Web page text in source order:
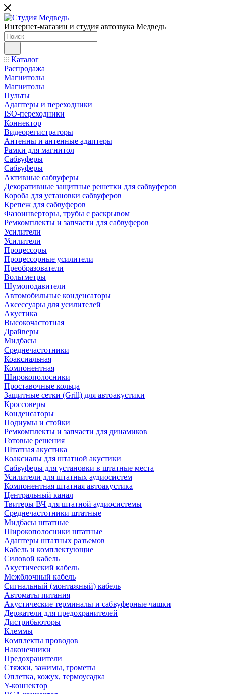
Интернет-магазин и студия автозвука Медведь
Каталог
Распродажа
Магнитолы
Магнитолы
Пульты
Адаптеры и переходники
ISO-переходники
Коннектор
Видеорегистраторы
Антенны и антенные адаптеры
Рамки для магнитол
Сабвуферы
Сабвуферы
Активные сабвуферы
Декоративные защитные решетки для сабвуферов
Короба для установки сабвуферов
Крепеж для сабвуферов
Фазоинверторы, трубы с раскрывом
Ремкомплекты и запчасти для сабвуферов
Усилители
Усилители
Процессоры
Процессорные усилители
Преобразователи
Вольтметры
Шумоподавители
Автомобильные конденсаторы
Аксессуары для усилителей
Акустика
Высокочастотная
Драйверы
Мидбасы
Среднечастотники
Коаксиальная
Компонентная
Широкополосники
Проставочные кольца
Защитные сетки (Grill) для автоакустики
Кроссоверы
Конденсаторы
Подиумы и стойки
Ремкомплекты и запчасти для динамиков
Готовые решения
Штатная акустика
Коаксиалы для штатной акустики
Сабвуферы для установки в штатные места
Усилители для штатных аудиосистем
Компонентная штатная автоакустика
Центральный канал
Твитеры ВЧ для штатной аудиосистемы
Среднечастотники штатные
Мидбасы штатные
Широкополосники штатные
Адаптеры штатных разъемов
Кабель и комплектующие
Силовой кабель
Акустический кабель
Межблочный кабель
Сигнальный (монтажный) кабель
Автоматы питания
Акустические терминалы и сабвуферные чашки
Держатели для предохранителей
Дистрибьюторы
Клеммы
Комплекты проводов
Наконечники
Предохранители
Стяжки, зажимы, грометы
Оплетка, кожух, термоусадка
Y-коннектор